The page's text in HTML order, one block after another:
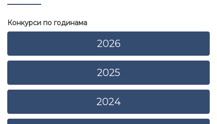
Конкурси по годинама
2026
2025
2024